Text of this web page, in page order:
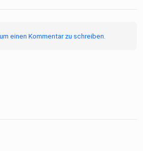
einen Kommentar zu schreiben.